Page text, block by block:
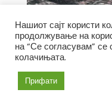
Нашиот сајт користи
продолжување на
на “Се согласувам” се
колачињата.
Прифати